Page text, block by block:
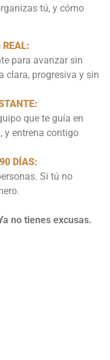
tú, y cómo
REAL:
para avanzar sin
clara, progresiva y sin
que te guía en
y entrena contigo
DÍAS:
Si tú no
no tienes excusas.